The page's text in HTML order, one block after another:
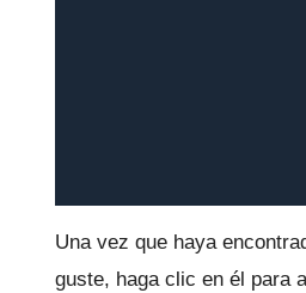
Una vez que haya
guste, haga clic en él para